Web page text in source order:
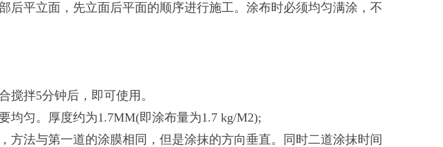
平立面，先立面后平面的顺序进行施工。涂布时必须均匀满涂，不
拌5分钟后，即可使用。
匀。厚度约为1.7MM(即涂布量为1.7 kg/M2);
法与第一道的涂膜相同，但是涂抹的方向垂直。同时二道涂抹时间